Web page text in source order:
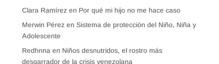
Clara Ramírez en Por qué mi hijo no me hace caso
Merwin Pérez en Sistema de protección del Niño, Niña y
Adolescente
Redhnna en Niños desnutridos, el rostro más
desgarrador de la crisis venezolana